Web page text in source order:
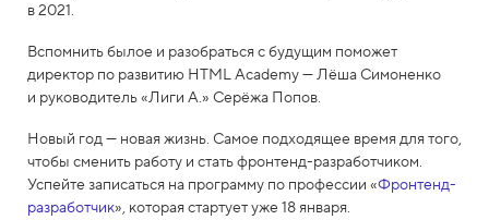
в 2021.
Вспомнить былое и разобраться с будущим поможет
директор по развитию HTML Academy — Лёша Симоненко
и руководитель «Лиги А.» Серёжа Попов.
Новый год — новая жизнь. Самое подходящее время для того,
чтобы сменить работу и стать фронтенд-разработчиком.
Успейте записаться на программу по профессии «Фронтенд-
разработчик», которая стартует уже 18 января.